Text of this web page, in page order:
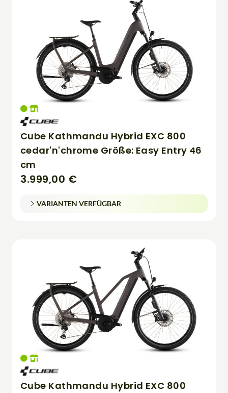
Cube Kathmandu Hybrid EXC 800
cedar'n'chrome Größe: Easy Entry 46
cm
3.999,00 €
VARIANTEN VERFÜGBAR
Cube Kathmandu Hybrid EXC 800